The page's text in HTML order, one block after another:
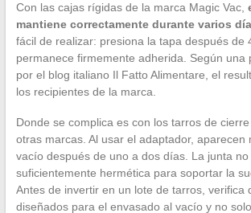
Con las cajas rígidas de la marca Magic Vac,
mantiene correctamente durante varios
fácil de realizar: presiona la tapa después de
permanece firmemente adherida. Según una
por el blog italiano Il Fatto Alimentare, el
los recipientes de la marca.
Donde se complica es con los tarros de
otras marcas. Al usar el adaptador, aparecen
vacío después de uno a dos días. La junta
suficientemente hermética para soportar la
Antes de invertir en un lote de tarros, verifica
diseñados para el envasado al vacío y no